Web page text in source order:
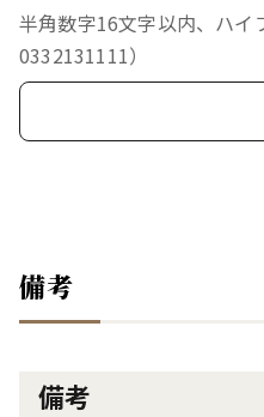
半角数字16文字以内、ハイ
0332131111）
備考
備考